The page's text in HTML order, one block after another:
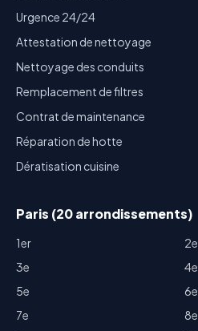
Urgence 24/24
Attestation de nettoyage
Nettoyage des conduits
Remplacement de filtres
Contrat de maintenance
Réparation de hotte
Dératisation cuisine
Paris (20 arrondissements)
1er
2e
3e
4e
5e
6e
7e
8e